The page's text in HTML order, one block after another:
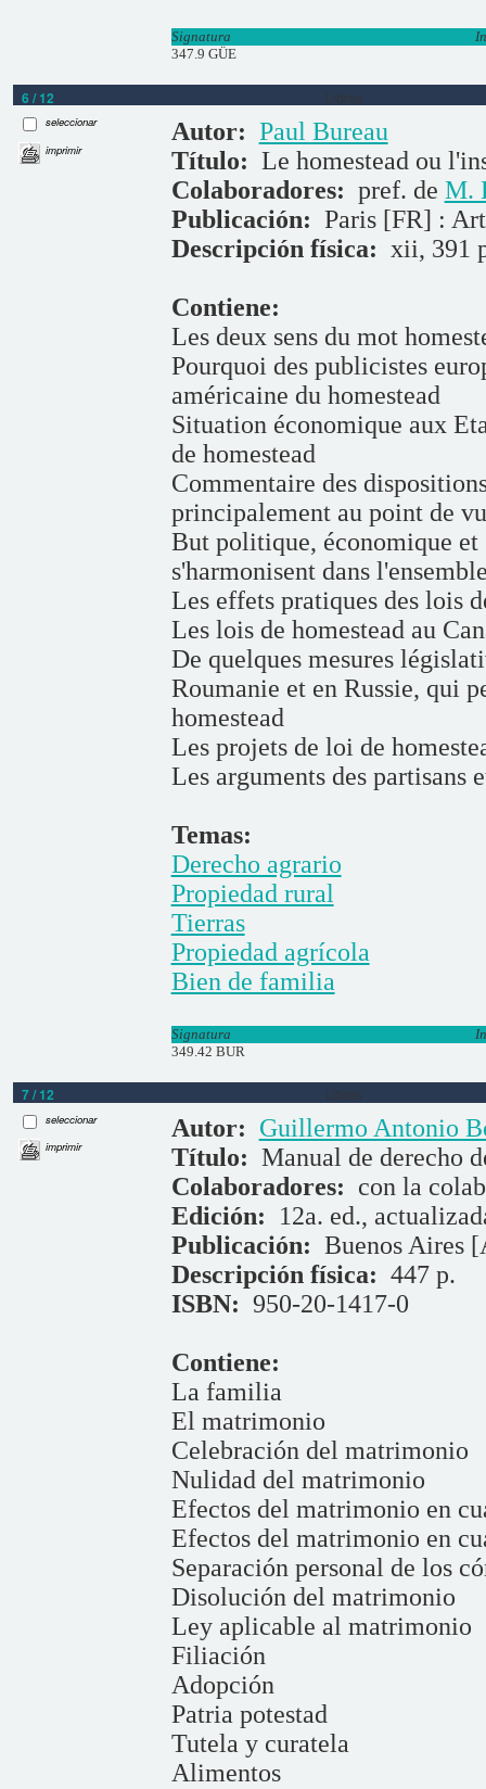
Signatura
347.9 GÜE
6 / 12 Libros
seleccionar
imprimir
Autor: Paul Bureau
Título: Le homestead ou
Colaboradores: pref. de M.
Publicación: Paris [FR] :
Descripción física: xii, 391
Contiene:
Les deux sens du mot
Pourquoi des publicistes
américaine du homestead
Situation économique aux
de homestead
Commentaire des
principalement au point de
But politique, économique et
s'harmonisent dans
Les effets pratiques des lois
Les lois de homestead au
De quelques mesures
Roumanie et en Russie, qui
homestead
Les projets de loi de
Les arguments des partisans
Temas:
Derecho agrario
Propiedad rural
Tierras
Propiedad agrícola
Bien de familia
Signatura
349.42 BUR
7 / 12 Libros
seleccionar
imprimir
Autor: Guillermo Antonio
Título: Manual de derecho
Colaboradores: con la
Edición: 12a. ed.,
Publicación: Buenos Aires
Descripción física: 447 p.
ISBN: 950-20-1417-0
Contiene:
La familia
El matrimonio
Celebración del matrimonio
Nulidad del matrimonio
Efectos del matrimonio en
Efectos del matrimonio en
Separación personal de los
Disolución del matrimonio
Ley aplicable al matrimonio
Filiación
Adopción
Patria potestad
Tutela y curatela
Alimentos